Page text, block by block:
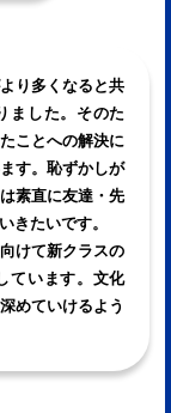
り多くなると共
ました。そのた
ことへの解決に
す。恥ずかしが
素直に友達・先
きたいです。
けて新クラスの
ています。文化
めていけるよう